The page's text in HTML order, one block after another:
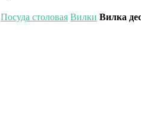
Посуда столовая Вилки Вилка